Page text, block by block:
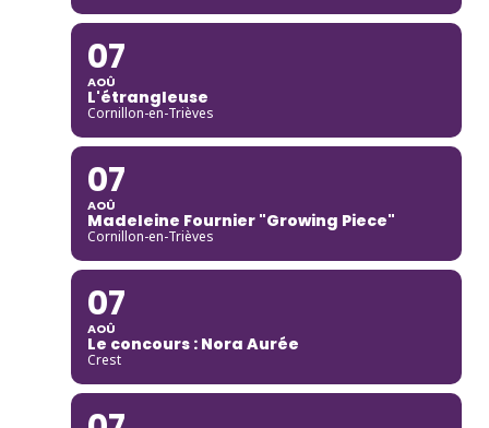
07
AOÛ
L'étrangleuse
Cornillon-en-Trièves
07
AOÛ
Madeleine Fournier "Growing Piece"
Cornillon-en-Trièves
07
AOÛ
Le concours : Nora Aurée
Crest